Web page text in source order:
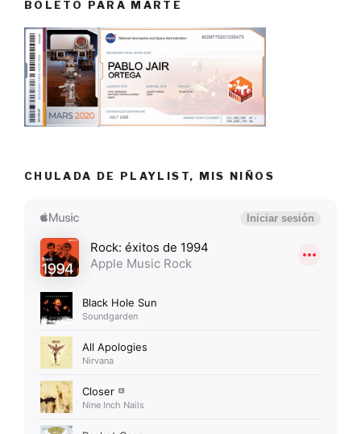
BOLETO PARA MARTE
CHULADA DE PLAYLIST, MIS NIÑOS